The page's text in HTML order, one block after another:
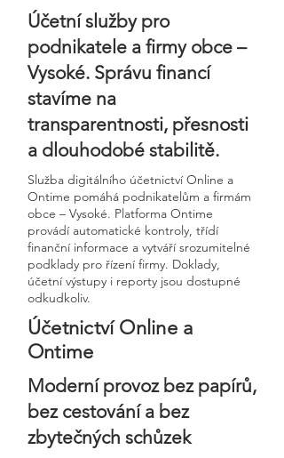
Účetní služby pro
podnikatele a firmy obce –
Vysoké. Správu financí
stavíme na
transparentnosti, přesnosti
a dlouhodobé stabilitě.
Služba digitálního účetnictví Online a
Ontime pomáhá podnikatelům a firmám
obce – Vysoké. Platforma Ontime
provádí automatické kontroly, třídí
finanční informace a vytváří srozumitelné
podklady pro řízení firmy. Doklady,
účetní výstupy i reporty jsou dostupné
odkudkoliv.
Účetnictví Online a
Ontime
Moderní provoz bez papírů,
bez cestování a bez
zbytečných schůzek